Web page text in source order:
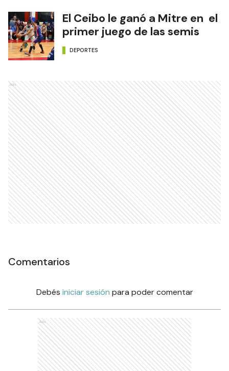
El Ceibo le ganó a Mitre en el
primer juego de las semis
DEPORTES
Ads
Comentarios
Debés iniciar sesión para poder comentar
Ads